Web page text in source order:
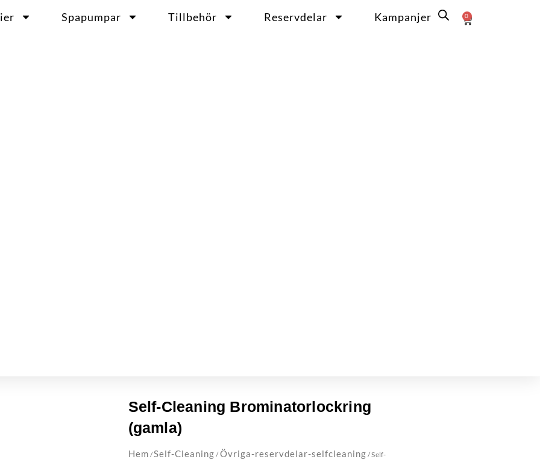
Spapumpar Tillbehör Reservdelar Kampanjer 0
Varukorg
Self-Cleaning Brominatorlockring
(gamla)
Hem /Self-Cleaning /Övriga-reservdelar-selfcleaning / Self-